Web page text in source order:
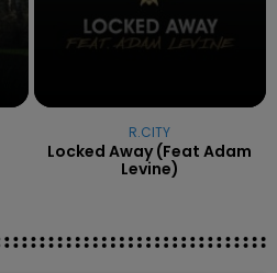
R.CITY
Locked Away (feat Adam
Levine)